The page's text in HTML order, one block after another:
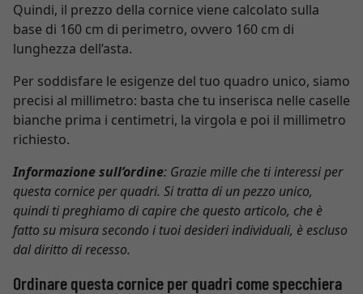
Quindi, il prezzo della cornice viene calcolato sulla
base di 160 cm di perimetro, ovvero 160 cm di
lunghezza dell’asta.
Per soddisfare le esigenze del tuo quadro unico, siamo
precisi al millimetro: basta che tu inserisca nelle caselle
bianche prima i centimetri, la virgola e poi il millimetro
richiesto.
Informazione sull’ordine: Grazie mille che ti interessi per
questa cornice per quadri. Si tratta di un pezzo unico,
quindi ti preghiamo di capire che questo articolo, che è
fatto su misura secondo i tuoi desideri individuali, è escluso
dal diritto di recesso.
Ordinare questa cornice per quadri come specchiera